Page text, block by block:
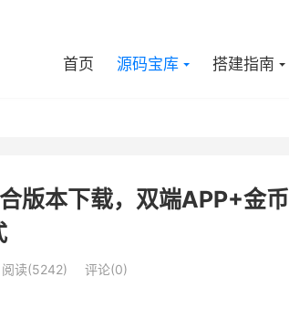
首页 源码宝库 搭建指南
版本下载，双端APP+金币
阅读(5242) 评论(0)